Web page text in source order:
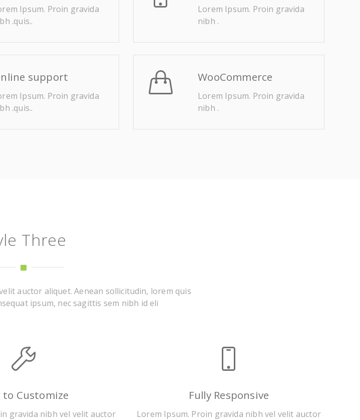
Ipsum. Proin gravida
.quis..
Lorem Ipsum. Proin gravida
nibh .
support
Ipsum. Proin gravida
.quis..
WooCommerce
Lorem Ipsum. Proin gravida
nibh .
Three
auctor aliquet. Aenean sollicitudin, lorem quis
ipsum, nec sagittis sem nibh id eli
to Customize
gravida nibh vel velit auctor
Fully Responsive
Lorem Ipsum. Proin gravida nibh vel velit auctor